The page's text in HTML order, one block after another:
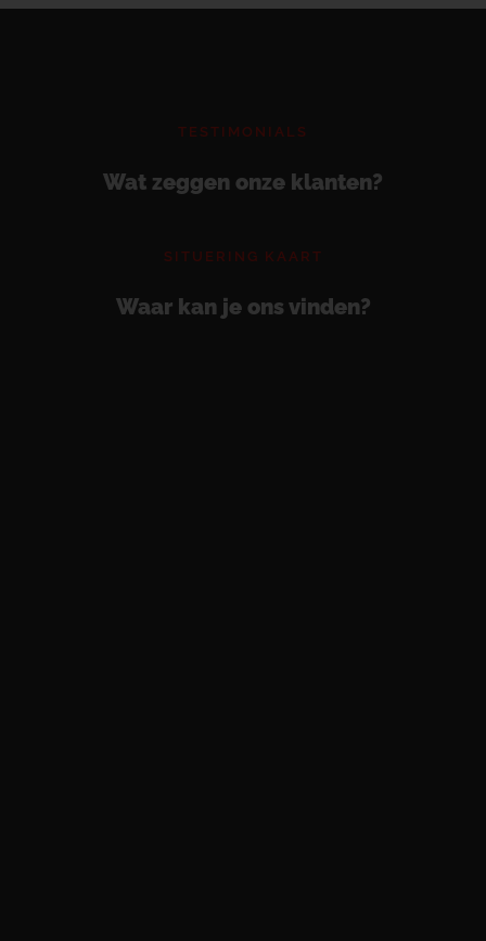
TESTIMONIALS
Wat zeggen onze klanten?
SITUERING KAART
Waar kan je ons vinden?